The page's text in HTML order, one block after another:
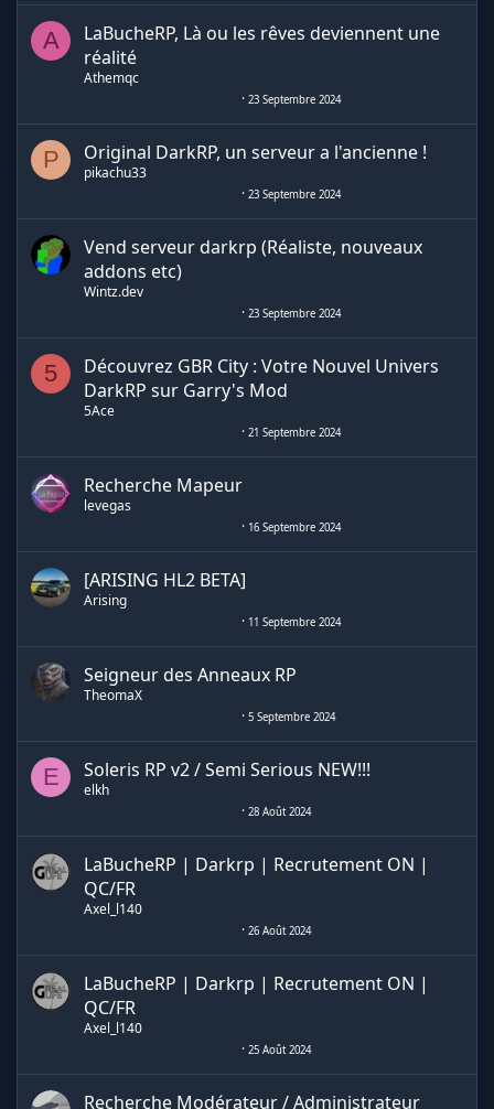
A
LaBucheRP, Là ou les rêves deviennent une
réalité
Athemqc
23 Septembre 2024
P Original DarkRP, un serveur a l'ancienne !
pikachu33
23 Septembre 2024
Vend serveur darkrp (Réaliste, nouveaux
addons etc)
Wintz.dev
23 Septembre 2024
5
Découvrez GBR City : Votre Nouvel Univers
DarkRP sur Garry's Mod
5Ace
21 Septembre 2024
Recherche Mapeur
levegas
16 Septembre 2024
[ARISING HL2 BETA]
Arising
11 Septembre 2024
Seigneur des Anneaux RP
TheomaX
5 Septembre 2024
E Soleris RP v2 / Semi Serious NEW!!!
elkh
28 Août 2024
LaBucheRP | Darkrp | Recrutement ON |
QC/FR
Axel_l140
26 Août 2024
LaBucheRP | Darkrp | Recrutement ON |
QC/FR
Axel_l140
25 Août 2024
Recherche Modérateur / Administrateur